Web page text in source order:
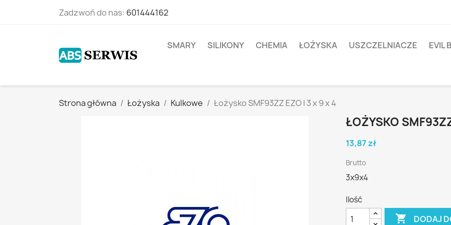
Zadzwoń do nas: 601444162
SMARY SILIKONY CHEMIA ŁOŻYSKA USZCZELNIACZE EVIL
Strona główna Łożyska Kulkowe Łożysko SMF93ZZ EZO | 3 x 9 x 4
ŁOŻYSKO
13,87 zł
Brutto
3x9x4
Ilość
 DODAJ